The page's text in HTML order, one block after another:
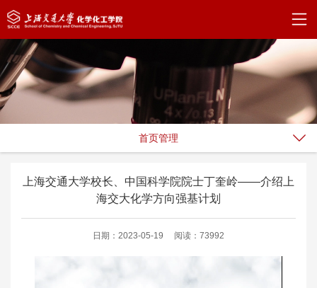
首页管理
上海交通大学校长、中国科学院院士丁奎岭——介绍上
海交大化学方向强基计划
日期：2023-05-19 阅读：73992